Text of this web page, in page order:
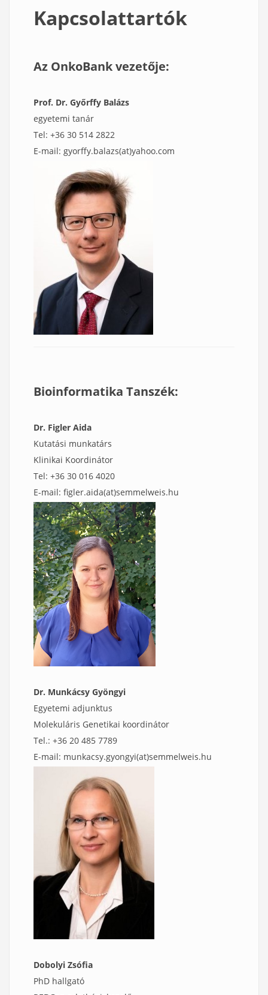
Kapcsolattartók
Az OnkoBank vezetője:
Prof. Dr. Győrffy Balázs
egyetemi tanár
Tel: +36 30 514 2822
E-mail: gyorffy.balazs(at)yahoo.com
Bioinformatika Tanszék:
Dr. Figler Aida
Kutatási munkatárs
Klinikai Koordinátor
Tel: +36 30 016 4020
E-mail: figler.aida(at)semmelweis.hu
Dr. Munkácsy Gyöngyi
Egyetemi adjunktus
Molekuláris Genetikai koordinátor
Tel.: +36 20 485 7789
E-mail: munkacsy.gyongyi(at)semmelweis.hu
Dobolyi Zsófia
PhD hallgató